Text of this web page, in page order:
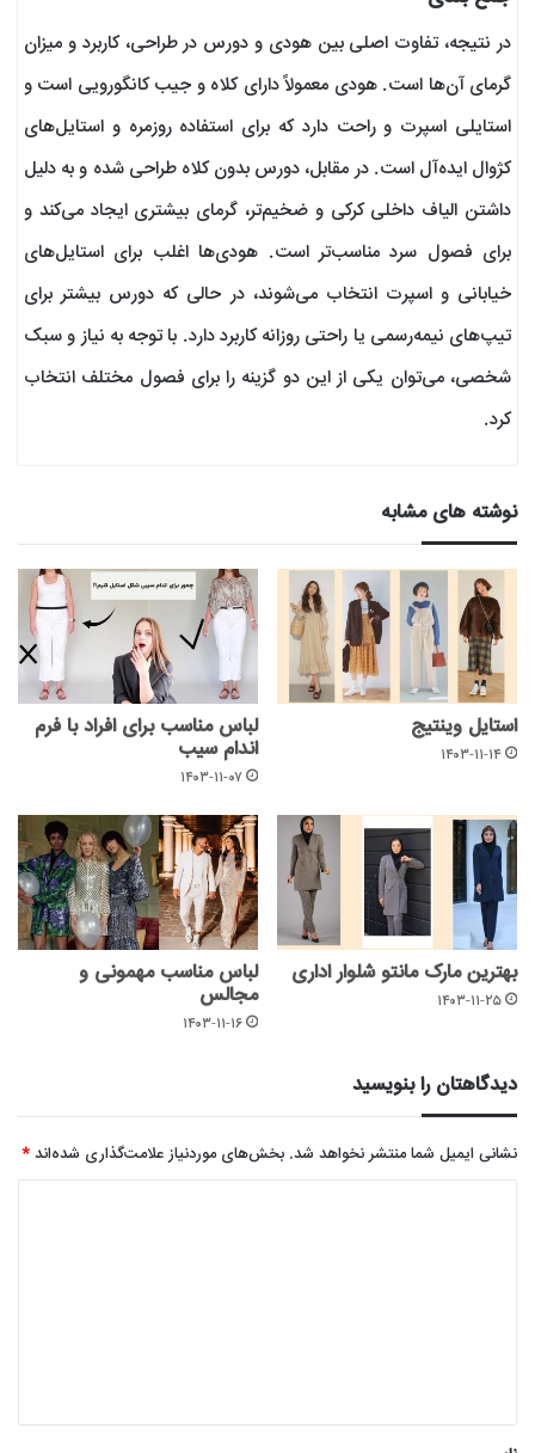
در نتیجه، تفاوت اصلی بین هودی و دورس در طراحی، کاربرد و میزان
گرمای آن‌ها است. هودی معمولاً دارای کلاه و جیب کانگورویی است و
استایلی اسپرت و راحت دارد که برای استفاده روزمره و استایل‌های
کژوال ایده‌آل است. در مقابل، دورس بدون کلاه طراحی شده و به دلیل
داشتن الیاف داخلی کرکی و ضخیم‌تر، گرمای بیشتری ایجاد می‌کند و
برای فصول سرد مناسب‌تر است. هودی‌ها اغلب برای استایل‌های
خیابانی و اسپرت انتخاب می‌شوند، در حالی که دورس بیشتر برای
تیپ‌های نیمه‌رسمی یا راحتی روزانه کاربرد دارد. با توجه به نیاز و سبک
شخصی، می‌توان یکی از این دو گزینه را برای فصول مختلف انتخاب
کرد.
نوشته های مشابه
استایل وینتیج
۱۴۰۳-۱۱-۱۴
لباس مناسب برای افراد با فرم
اندام سیب
۱۴۰۳-۱۱-۰۷
بهترین مارک مانتو شلوار اداری
۱۴۰۳-۱۱-۲۵
لباس مناسب مهمونی و
مجالس
۱۴۰۳-۱۱-۱۶
دیدگاهتان را بنویسید
نشانی ایمیل شما منتشر نخواهد شد. بخش‌های موردنیاز علامت‌گذاری شده‌اند*